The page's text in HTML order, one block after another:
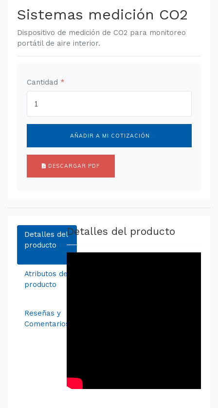
Sistemas medición CO2
Dispositivo de medición de CO2 para monitoreo
portátil de aire interior.
Cantidad *
AÑADIR A MI COTIZACIÓN
DESCARGAR PDF
Detalles del
producto
Atributos del
producto
Reseñas y
Comentarios
Detalles del producto